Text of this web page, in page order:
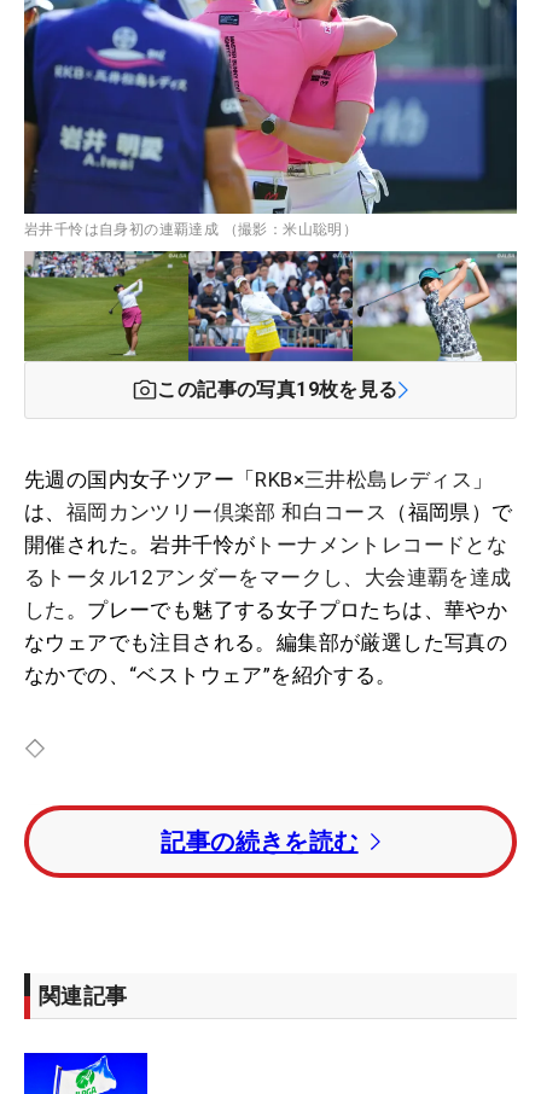
岩井千怜は自身初の連覇達成 （撮影：米山聡明）
この記事の写真19枚を見る
先週の国内女子ツアー「 RKB×三井松島レディス 」
は、 福岡カンツリー倶楽部 和白コース
（福岡県）で
開催された。岩井千怜が トーナメントレコードとな
るトータル12アンダーをマークし、大会連覇を達成
した 。プレーでも魅了する女子プロたちは、華やか
なウェアでも注目される。編集部が厳選した写真の
なかでの、“ベストウェア”を紹介する。
◇
最終日、12日（日）は母の日。大会期間中岩井姉妹
はリンクコーデでプレー。悪天候によりセカンドカ
ットが設けられ、明愛は最終日をプレーしなかった
福岡カンツリー倶楽部 和白コースは昨年、史上初の
直ドラ対決を演じたコースでもある。初日は昨大会
記事の続きを読む
関連記事